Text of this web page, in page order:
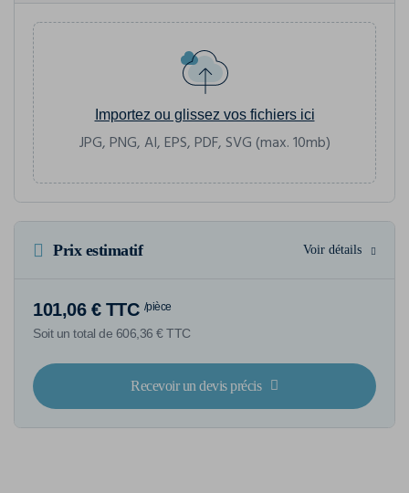
Importez ou glissez vos fichiers ici
JPG, PNG, AI, EPS, PDF, SVG (max. 10mb)
Prix estimatif Voir détails
101,06 € TTC /pièce
Soit un total de 606,36 € TTC
Recevoir un devis précis